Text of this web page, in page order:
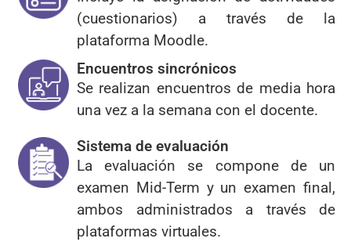
(cuestionarios) a través de la
plataforma Moodle.
Encuentros sincrónicos
Se realizan encuentros de media hora
una vez a la semana con el docente.
Sistema de evaluación
La evaluación se compone de un
examen Mid-Term y un examen final,
ambos administrados a través de
plataformas virtuales.